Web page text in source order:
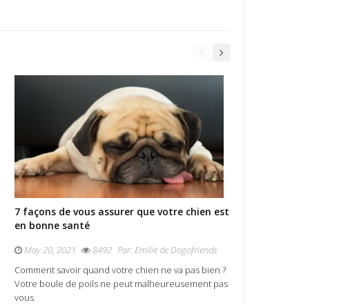
7 façons de vous assurer que votre chien est
en bonne santé
May 20, 2021 8492 Par:Emilie de Dogofriends
Comment savoir quand votre chien ne va pas bien ?
Votre boule de poils ne peut malheureusement pas
vous